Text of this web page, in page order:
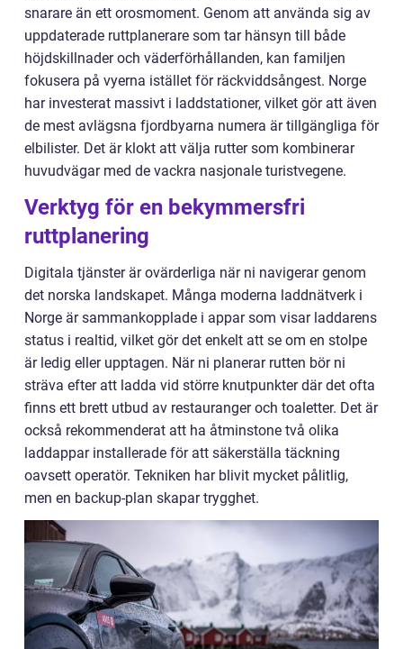
snarare än ett orosmoment. Genom att använda sig av
uppdaterade ruttplanerare som tar hänsyn till både
höjdskillnader och väderförhållanden, kan familjen
fokusera på vyerna istället för räckviddsångest. Norge
har investerat massivt i laddstationer, vilket gör att även
de mest avlägsna fjordbyarna numera är tillgängliga för
elbilister. Det är klokt att välja rutter som kombinerar
huvudvägar med de vackra nasjonale turistvegene.
Verktyg för en bekymmersfri
ruttplanering
Digitala tjänster är ovärderliga när ni navigerar genom
det norska landskapet. Många moderna laddnätverk i
Norge är sammankopplade i appar som visar laddarens
status i realtid, vilket gör det enkelt att se om en stolpe
är ledig eller upptagen. När ni planerar rutten bör ni
sträva efter att ladda vid större knutpunkter där det ofta
finns ett brett utbud av restauranger och toaletter. Det är
också rekommenderat att ha åtminstone två olika
laddappar installerade för att säkerställa täckning
oavsett operatör. Tekniken har blivit mycket pålitlig,
men en backup-plan skapar trygghet.